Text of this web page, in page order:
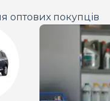
оптових покупців